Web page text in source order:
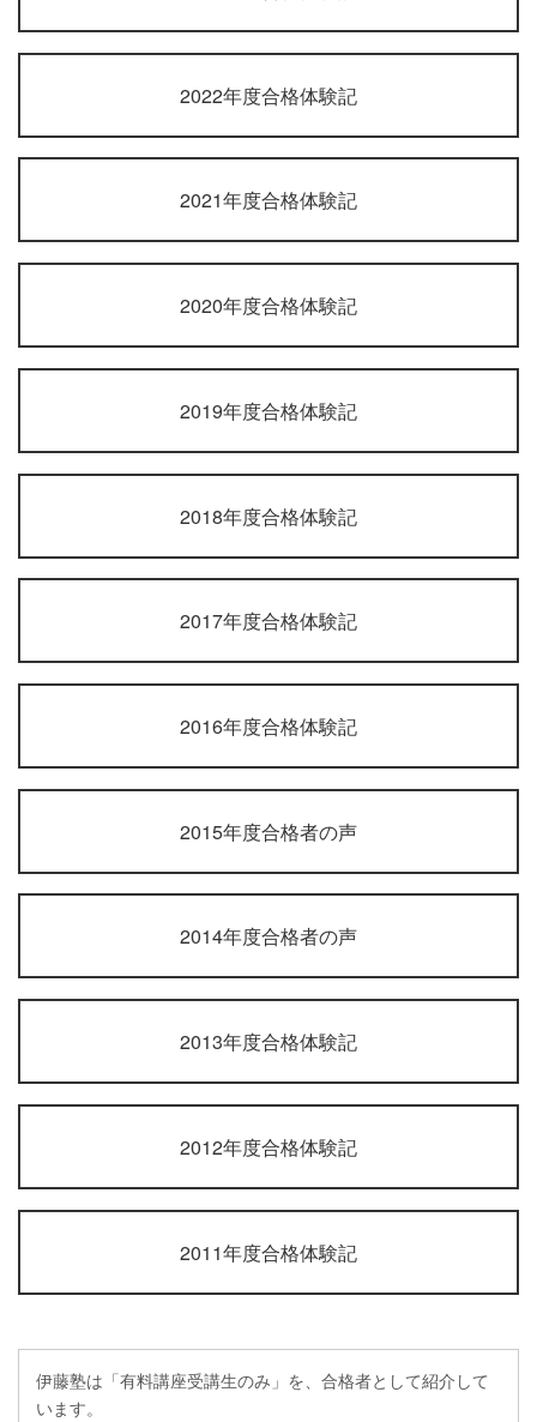
2022年度合格体験記
2021年度合格体験記
2020年度合格体験記
2019年度合格体験記
2018年度合格体験記
2017年度合格体験記
2016年度合格体験記
2015年度合格者の声
2014年度合格者の声
2013年度合格体験記
2012年度合格体験記
2011年度合格体験記
伊藤塾は「有料講座受講生のみ」を、合格者として紹介して
います。